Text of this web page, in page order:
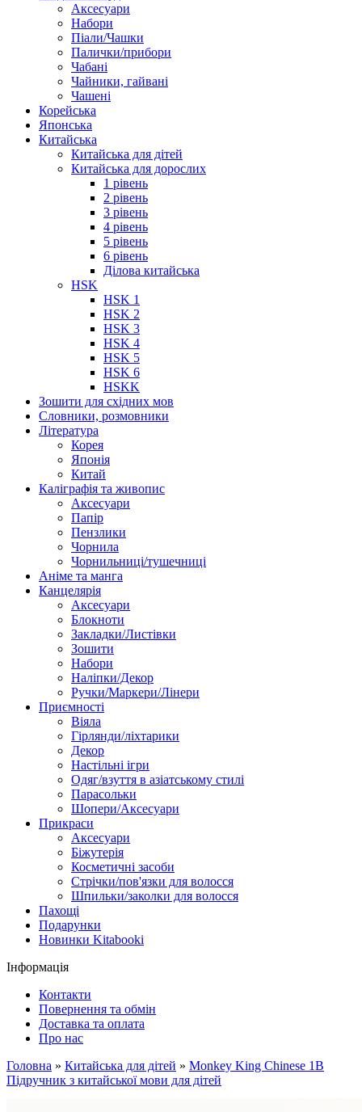
Аксесуари
Набори
Піали/Чашки
Палички/прибори
Чабані
Чайники, гайвані
Чашені
Корейська
Японська
Китайська
Китайська для дітей
Китайська для дорослих
1 рівень
2 рівень
3 рівень
4 рівень
5 рівень
6 рівень
Ділова китайська
HSK
HSK 1
HSK 2
HSK 3
HSK 4
HSK 5
HSK 6
HSKK
Зошити для східних мов
Словники, розмовники
Література
Корея
Японія
Китай
Каліграфія та живопис
Аксесуари
Папір
Пензлики
Чорнила
Чорнильниці/тушечниці
Аніме та манга
Канцелярія
Аксесуари
Блокноти
Закладки/Листівки
Зошити
Набори
Наліпки/Декор
Ручки/Маркери/Лінери
Приємності
Віяла
Гірлянди/ліхтарики
Декор
Настільні ігри
Одяг/взуття в азіатському стилі
Парасольки
Шопери/Аксесуари
Прикраси
Аксесуари
Біжутерія
Косметичні засоби
Стрічки/пов'язки для волосся
Шпильки/заколки для волосся
Пахощі
Подарунки
Новинки Kitabooki
Інформація
Контакти
Повернення та обмін
Доставка та оплата
Про нас
Головна » Китайська для дітей » Monkey King Chinese 1B
Підручник з китайської мови для дітей